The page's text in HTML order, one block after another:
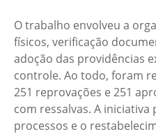
O trabalho envolveu a
físicos, verificação
adoção das providências
controle. Ao todo, foram
251 reprovações e 251
com ressalvas. A
processos e o